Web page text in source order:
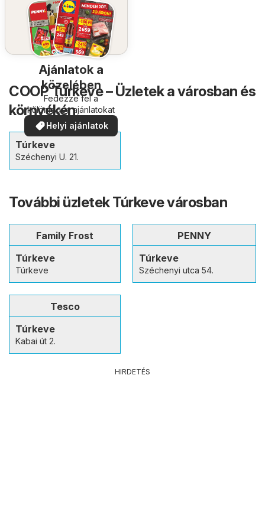
Ajánlatok a
közelében
Fedezze fel a
különleges ajánlatokat
Helyi ajánlatok
COOP Túrkeve – Üzletek a városban és
környékén
Túrkeve
Széchenyi U. 21.
További üzletek Túrkeve városban
Family Frost
Túrkeve
Túrkeve
PENNY
Túrkeve
Széchenyi utca 54.
Tesco
Túrkeve
Kabai út 2.
HIRDETÉS